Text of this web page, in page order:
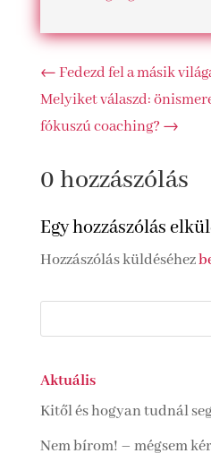
←Fedezd fel a másik
Melyiket válaszd:
fókuszú coaching? →
0 hozzászólás
Egy hozzászólás
Hozzászólás küldéséhez
Aktuális
Kitől és hogyan tudnál
Nem bírom! – mégsem